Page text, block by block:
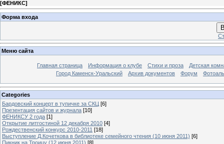
[ФЕНИКС]
Форма входа
Меню сайта
Главная страница Информация о клубе Стихи и проза
Детская
Город Каменск-Уральский
Архив документов Форум
Categories
Бардовский концерт в тупичке за СКЦ [6]
Презентация сайтов и журнала [10]
ФЕНИКСУ 2 года [1]
Открытие литгостиной 12 декабря 2010 [4]
Рождественский конкурс 2010-2011 [18]
Выступление Д.Кочеткова в библиотеке семейного чтения (10 июня 2011) [6]
Пикник на Троицу (12 июня 2011) [8]